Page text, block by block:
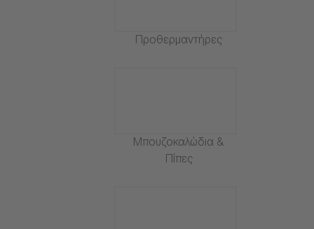
Προθερμαντήρες
Μπουζοκαλώδια &
Πίπες